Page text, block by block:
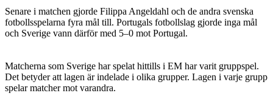
Senare i matchen gjorde Filippa Angeldahl och de andra svenska
fotbollsspelarna fyra mål till. Portugals fotbollslag gjorde inga mål
och Sverige vann därför med 5–0 mot Portugal.
Matcherna som Sverige har spelat hittills i EM har varit gruppspel.
Det betyder att lagen är indelade i olika grupper. Lagen i varje grupp
spelar matcher mot varandra.